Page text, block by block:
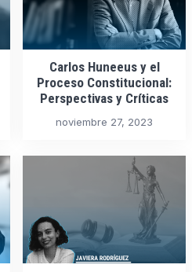
Carlos Huneeus y el
Proceso Constitucional:
Perspectivas y Críticas
noviembre 27, 2023